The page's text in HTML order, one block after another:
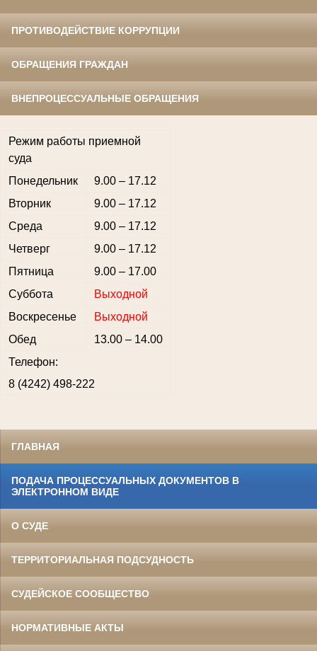
ПРОТИВОДЕЙСТВИЕ КОРРУПЦИИ
ОБРАЩЕНИЯ ГРАЖДАН
ВНЕПРОЦЕССУАЛЬНЫЕ ОБРАЩЕНИЯ
Режим работы приемной
суда
Понедельник
9.00 – 17.12
Вторник
9.00 – 17.12
Среда
9.00 – 17.12
Четверг
9.00 – 17.12
Пятница
9.00 – 17.00
Суббота
Выходной
Воскресенье
Выходной
Обед
13.00 – 14.00
Телефон:
8 (4242) 498-222
ГЛАВНАЯ
ПОДАЧА ПРОЦЕССУАЛЬНЫХ ДОКУМЕНТОВ В
ЭЛЕКТРОННОМ ВИДЕ
О СУДЕ
ТЕРРИТОРИАЛЬНАЯ ПОДСУДНОСТЬ
СУДЕЙСКОЕ СООБЩЕСТВО
НОРМАТИВНЫЕ АКТЫ